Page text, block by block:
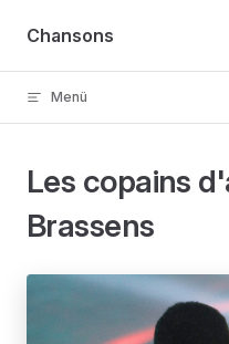
Skip to content
Chansons
Menü
Les copains
Brassens